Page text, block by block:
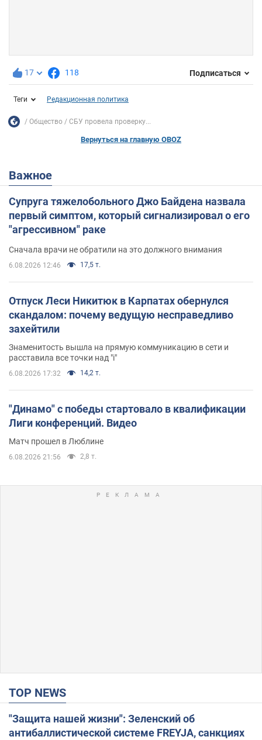
17 118 Подписаться
Теги Редакционная политика
Общество СБУ провела проверку...
Вернуться на главную OBOZ
Важное
Супруга тяжелобольного Джо Байдена назвала
первый симптом, который сигнализировал о его
"агрессивном" раке
Сначала врачи не обратили на это должного внимания
6.08.2026 12:46 17,5 т.
Отпуск Леси Никитюк в Карпатах обернулся
скандалом: почему ведущую несправедливо
захейтили
Знаменитость вышла на прямую коммуникацию в сети и
расставила все точки над "i"
6.08.2026 17:32 14,2 т.
"Динамо" с победы стартовало в квалификации
Лиги конференций. Видео
Матч прошел в Люблине
6.08.2026 21:56 2,8 т.
TOP NEWS
"Защита нашей жизни": Зеленский об
антибаллистической системе FREYJA, санкциях